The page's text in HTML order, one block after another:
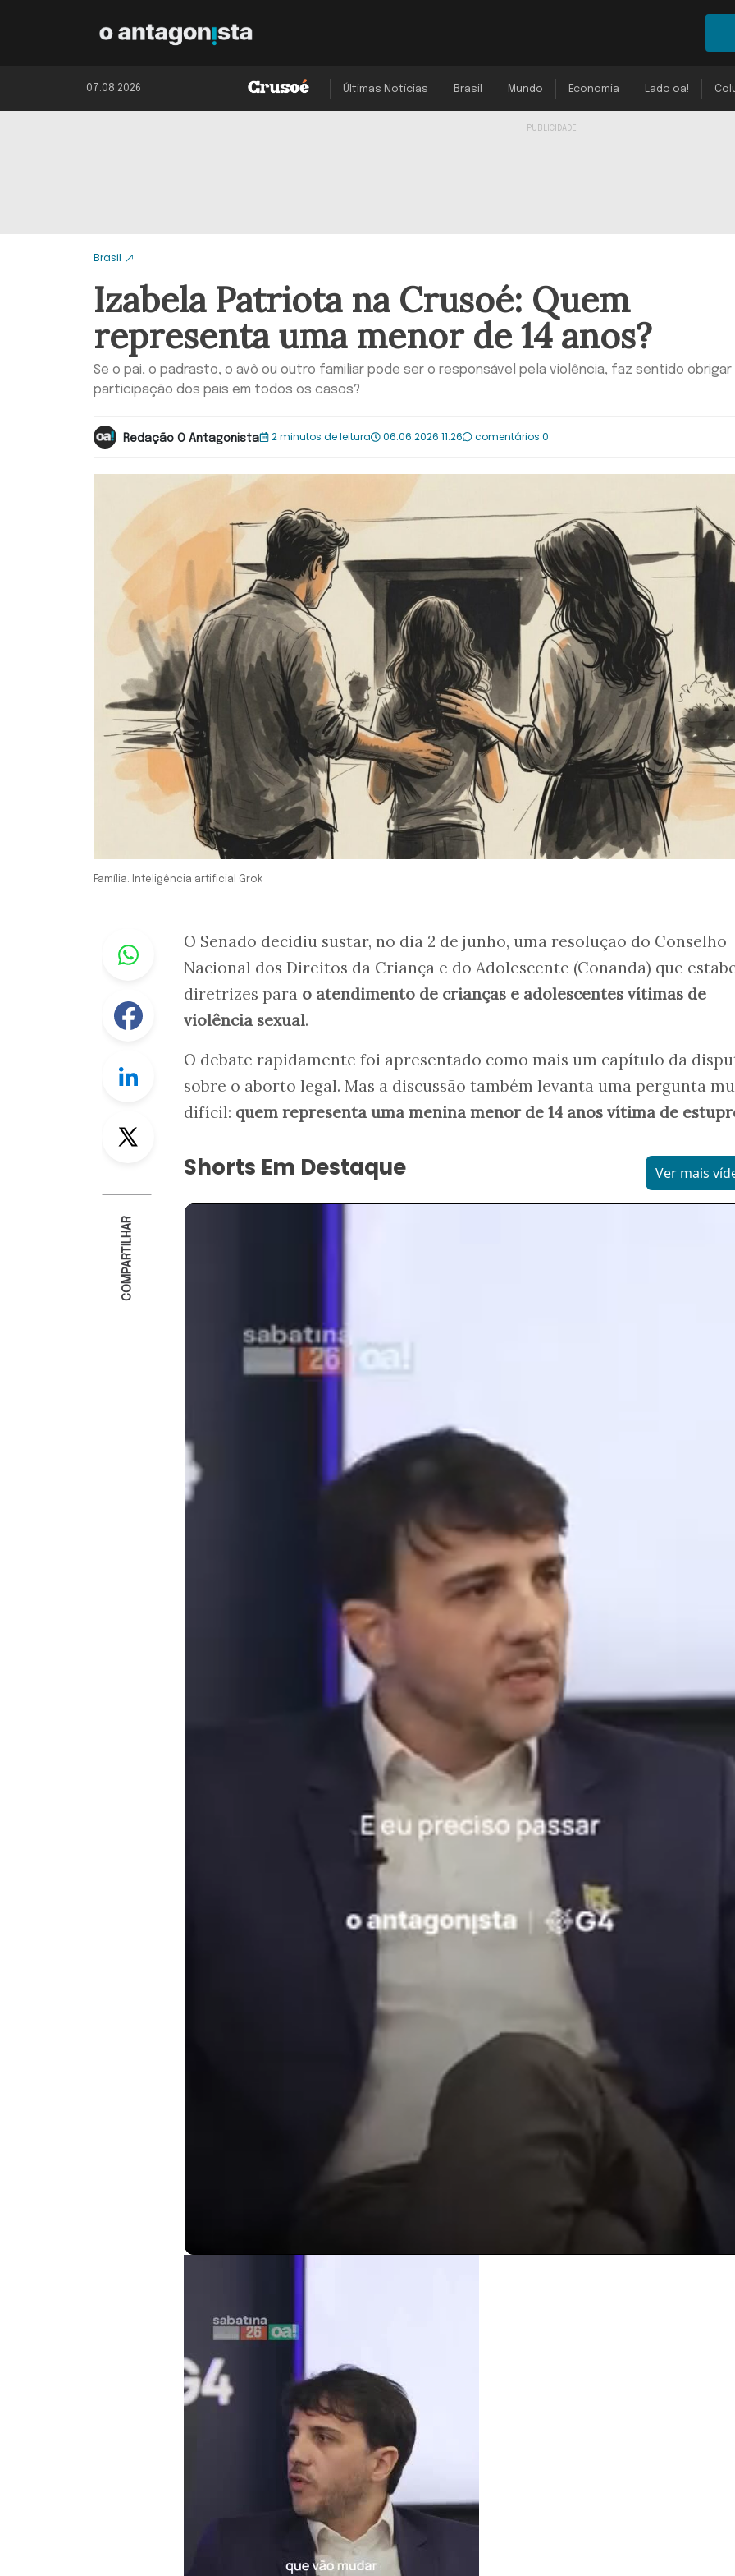
07.08.2026 Últimas Notícias Brasil Mundo Economia Lado oa!
Brasil
Izabela Patriota na Crusoé: Quem
representa uma menor de 14 anos?
Se o pai, o padrasto, o avô ou outro familiar pode ser o responsável pela violência, faz sentido obrigar
participação dos pais em todos os casos?
Redação O Antagonista 2 minutos de leitura 06.06.2026 11:26 comentários 0
Família. Inteligência artificial Grok
Whastapp
Facebook
Linkedin
Twitter
COMPARTILHAR
O Senado decidiu sustar, no dia 2 de junho, uma resolução do Conselho
Nacional dos Direitos da Criança e do Adolescente (Conanda) que
diretrizes para o atendimento de crianças e adolescentes vítimas de
violência sexual.
O debate rapidamente foi apresentado como mais um capítulo da
sobre o aborto legal. Mas a discussão também levanta uma pergunta
difícil: quem representa uma menina menor de 14 anos vítima de
Shorts Em Destaque Ver mais